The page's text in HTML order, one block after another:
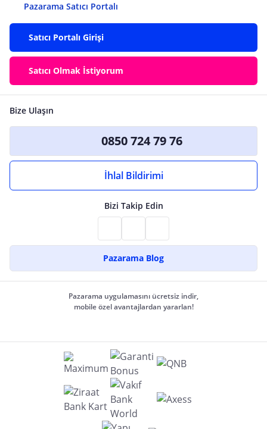
Pazarama Satıcı Portalı
Satıcı Portalı Girişi
Satıcı Olmak İstiyorum
Bize Ulaşın
0850 724 79 76
İhlal Bildirimi
Bizi Takip Edin
Pazarama Blog
Pazarama uygulamasını ücretsiz indir,
mobile özel avantajlardan yararlan!